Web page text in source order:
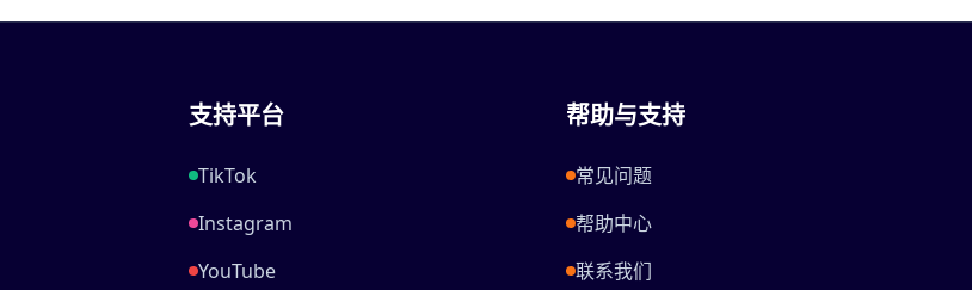
支持平台
TikTok
Instagram
YouTube
帮助与支持
常见问题
帮助中心
联系我们